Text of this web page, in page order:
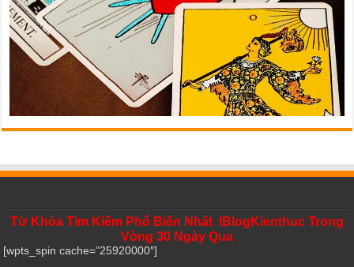
Từ Khóa Tìm Kiếm Phổ Biến Nhất IBlogKienthuc Trong
Vòng 30 Ngày Qua
[wpts_spin cache=”25920000″]